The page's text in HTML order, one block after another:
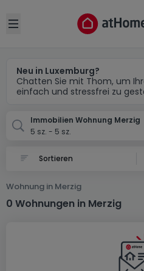
Open sidebar
Neu in Luxemburg?
Chatten Sie mit Thom, um
einfach und stressfrei zu
Immobilien Wohnung Merzig
5 sz. - 5 sz.
Wohnung in Merzig
0 Wohnungen in Merzig
Ort
Abbrechen